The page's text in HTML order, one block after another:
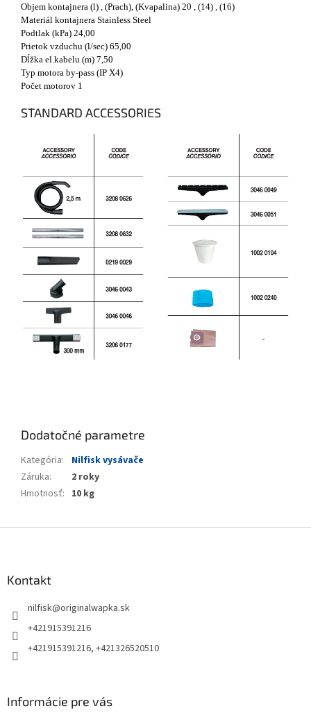
Objem kontajnera (l) , (Prach), (Kvapalina) 20 , (14) , (16)
Materiál kontajnera Stainless Steel
Podtlak (kPa) 24,00
Prietok vzduchu (l/sec) 65,00
Dĺžka el.kabelu (m) 7,50
Typ motora by-pass (IP X4)
Počet motorov 1
STANDARD ACCESSORIES
Dodatočné parametre
Kategória:
Nilfisk vysávače
Záruka:
2 roky
Hmotnosť: 10 kg
Kontakt
nilfisk@originalwapka.sk
+421915391216
+421915391216, +421326520510
Informácie pre vás